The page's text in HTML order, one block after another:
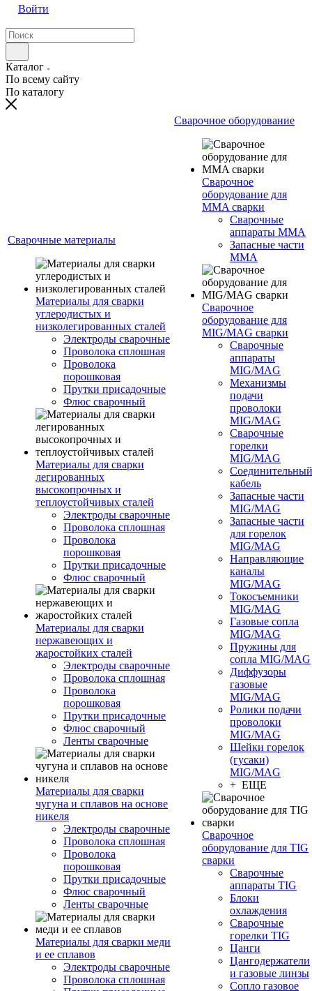
Войти
Каталог
По всему сайту
По каталогу
Сварочные материалы
Материалы для сварки
углеродистых и
низколегированных сталей
Электроды сварочные
Проволока сплошная
Проволока
порошковая
Прутки присадочные
Флюс сварочный
Материалы для сварки
легированных
высокопрочных и
теплоустойчивых сталей
Электроды сварочные
Проволока сплошная
Проволока
порошковая
Прутки присадочные
Флюс сварочный
Материалы для сварки
нержавеющих и
жаростойких сталей
Электроды сварочные
Проволока сплошная
Проволока
порошковая
Прутки присадочные
Флюс сварочный
Ленты сварочные
Материалы для сварки
чугуна и сплавов на основе
никеля
Электроды сварочные
Проволока сплошная
Проволока
порошковая
Прутки присадочные
Флюс сварочный
Ленты сварочные
Материалы для сварки меди
и ее сплавов
Электроды сварочные
Проволока сплошная
Сварочное оборудование
Сварочное
оборудование для
MMA сварки
Сварочные
аппараты MMA
Запасные части
MMA
Сварочное
оборудование для
MIG/MAG сварки
Сварочные
аппараты
MIG/MAG
Механизмы
подачи
проволоки
MIG/MAG
Сварочные
горелки
MIG/MAG
Соединительный
кабель
Запасные части
MIG/MAG
Запасные части
для горелок
MIG/MAG
Направляющие
каналы
MIG/MAG
Токосъемники
MIG/MAG
Газовые сопла
MIG/MAG
Пружины для
сопла MIG/MAG
Диффузоры
газовые
MIG/MAG
Ролики подачи
проволоки
MIG/MAG
Шейки горелок
(гусаки)
MIG/MAG
+ ЕЩЕ
Сварочное
оборудование для TIG
сварки
Сварочные
аппараты TIG
Блоки
охлаждения
Сварочные
горелки TIG
Цанги
Цангодержатели
и газовые линзы
Сопло газовое